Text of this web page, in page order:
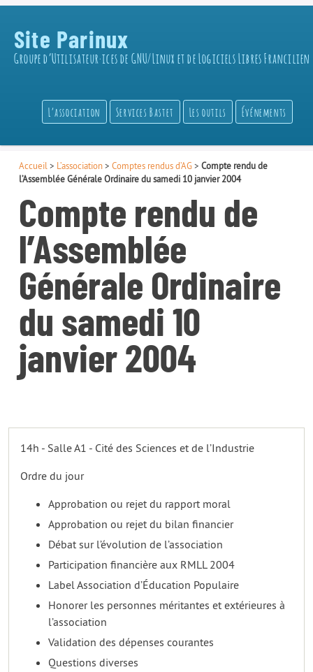
Site Parinux
Groupe d’Utilisateur·ices de GNU/Linux et de Logiciels Libres Francilien
L’association Services Bastet Les outils Événements
Accueil > L’association> Comptes rendus d’AG> Compte rendu de
l’Assemblée Générale Ordinaire du samedi 10 janvier 2004
Compte rendu de
l’Assemblée
Générale Ordinaire
du samedi 10
janvier 2004
14h - Salle A1 - Cité des Sciences et de l’Industrie
Ordre du jour
Approbation ou rejet du rapport moral
Approbation ou rejet du bilan financier
Débat sur l’évolution de l’association
Participation financière aux RMLL 2004
Label Association d’Éducation Populaire
Honorer les personnes méritantes et extérieures à
l’association
Validation des dépenses courantes
Questions diverses